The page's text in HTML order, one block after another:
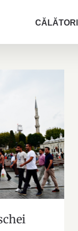
CĂLĂTORII